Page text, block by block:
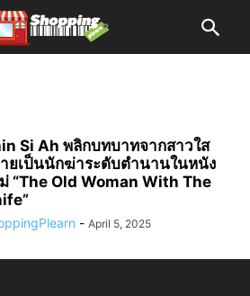
Si Ah พลิกบทบาทจากสาวใส
ยเป็นนักฆ่าระดับตำนานในหนัง
“The Old Woman With The
- April 5, 2025